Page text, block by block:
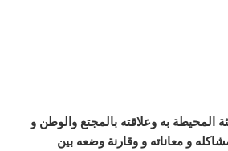
المحيطة به وعلاقته بالمجتع والوطن و
و معاناته و وقارنة وضعه بين